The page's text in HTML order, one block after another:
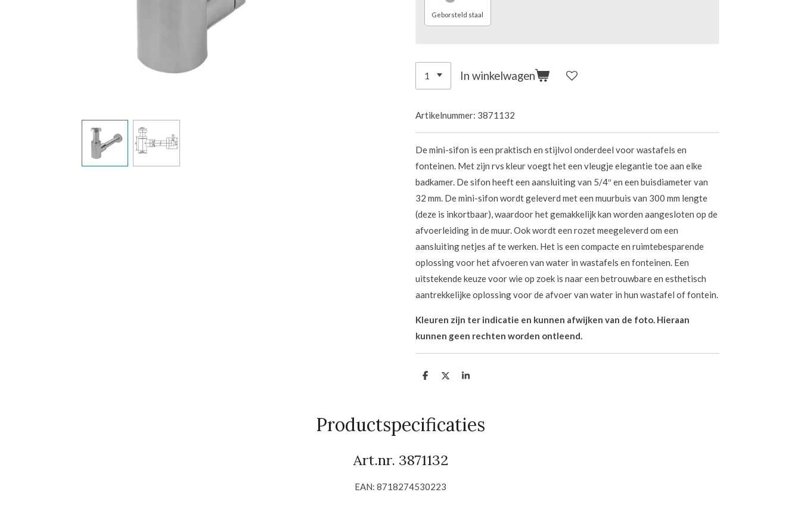
Geborsteld staal
In winkelwagen
Artikelnummer: 3871132
De mini-sifon is een praktisch en stijlvol onderdeel voor wastafels en
fonteinen. Met zijn rvs kleur voegt het een vleugje elegantie toe aan elke
badkamer. De sifon heeft een aansluiting van 5/4″ en een buisdiameter van
32 mm. De mini-sifon wordt geleverd met een muurbuis van 300 mm lengte
(deze is inkortbaar), waardoor het gemakkelijk kan worden aangesloten op de
afvoerleiding in de muur. Ook wordt een rozet meegeleverd om een
aansluiting netjes af te werken. Het is een compacte en ruimtebesparende
oplossing voor het afvoeren van water in wastafels en fonteinen. Een
uitstekende keuze voor wie op zoek is naar een betrouwbare en esthetisch
aantrekkelijke oplossing voor de afvoer van water in hun wastafel of fontein.
Kleuren zijn ter indicatie en kunnen afwijken van de foto. Hieraan
kunnen geen rechten worden ontleend.
D
D
S
Productspecificaties
Art.nr. 3871132
EAN: 8718274530223